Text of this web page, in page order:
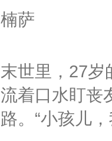
了，最后一次
塞。陆以朝痛
以朝啊，我来
距，抓着乱
消失在夜空中
定！他要死
个被废的这么
轮椅，从家里
的夜晚离家出
楠萨
末世里，27岁
流着口水盯
路。“小孩儿